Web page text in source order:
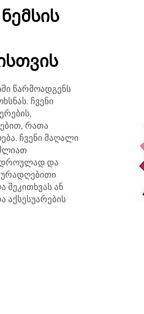
წარმოადგენს
ჩვენი
რათა
ჩვენი მაღალი
დროულად და
შეკითხვას ან
აქსესუარების